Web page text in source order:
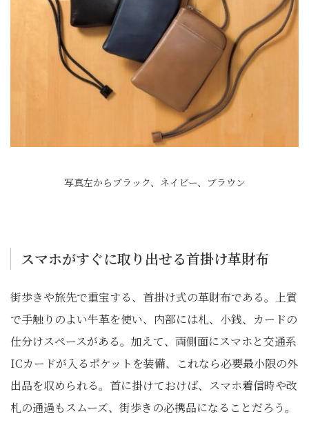
写真左からブラック、ネイビー、ブラウン
スマホがすぐに取り出せる首掛け革財布
街歩きや旅先で重宝する、首掛け式の革財布である。上質
で手触りのよい牛革を使い、内部には札、小銭、カードの
仕分けスペースがある。加えて、両側面にスマホと交通系
ICカードが入るポケットを装備、これなら必要最小限の外
出品を収められる。首に掛けておけば、スマホ着信時や改
札の通過もスムーズ、街歩きの必携品になることだろう。